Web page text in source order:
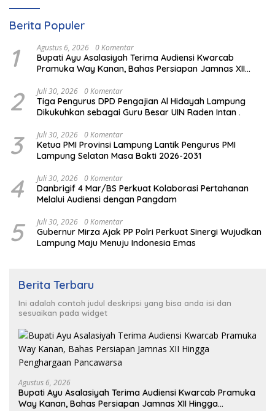
Berita Populer
1 Agustus 6, 2026 0 Komentar
Bupati Ayu Asalasiyah Terima Audiensi Kwarcab
Pramuka Way Kanan, Bahas Persiapan Jamnas XII
2 Juli 30, 2026 0 Komentar
Tiga Pengurus DPD Pengajian Al Hidayah Lampung
Dikukuhkan sebagai Guru Besar UIN Raden Intan .
3 Juli 30, 2026 0 Komentar
Ketua PMI Provinsi Lampung Lantik Pengurus PMI
Lampung Selatan Masa Bakti 2026-2031
4 Juli 30, 2026 0 Komentar
Danbrigif 4 Mar/BS Perkuat Kolaborasi Pertahanan
Melalui Audiensi dengan Pangdam
5 Juli 30, 2026 0 Komentar
Gubernur Mirza Ajak PP Polri Perkuat Sinergi Wujudkan
Lampung Maju Menuju Indonesia Emas
Berita Terbaru
Ini adalah contoh judul deskripsi yang bisa anda isi dan
sesuaikan pada widget
Agustus 6, 2026
Bupati Ayu Asalasiyah Terima Audiensi Kwarcab Pramuka
Way Kanan, Bahas Persiapan Jamnas XII Hingga